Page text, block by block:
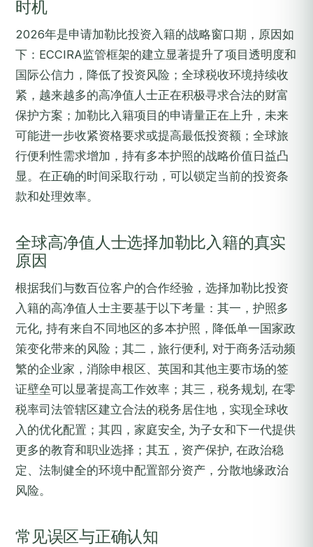
时机
2026年是申请加勒比投资入籍的战略窗口期，原因如
下：ECCIRA监管框架的建立显著提升了项目透明度和
国际公信力，降低了投资风险；全球税收环境持续收
紧，越来越多的高净值人士正在积极寻求合法的财富
保护方案；加勒比入籍项目的申请量正在上升，未来
可能进一步收紧资格要求或提高最低投资额；全球旅
行便利性需求增加，持有多本护照的战略价值日益凸
显。在正确的时间采取行动，可以锁定当前的投资条
款和处理效率。
全球高净值人士选择加勒比入籍的真实
原因
根据我们与数百位客户的合作经验，选择加勒比投资
入籍的高净值人士主要基于以下考量：其一，护照多
元化, 持有来自不同地区的多本护照，降低单一国家政
策变化带来的风险；其二，旅行便利, 对于商务活动频
繁的企业家，消除申根区、英国和其他主要市场的签
证壁垒可以显著提高工作效率；其三，税务规划, 在零
税率司法管辖区建立合法的税务居住地，实现全球收
入的优化配置；其四，家庭安全, 为子女和下一代提供
更多的教育和职业选择；其五，资产保护, 在政治稳
定、法制健全的环境中配置部分资产，分散地缘政治
风险。
常见误区与正确认知